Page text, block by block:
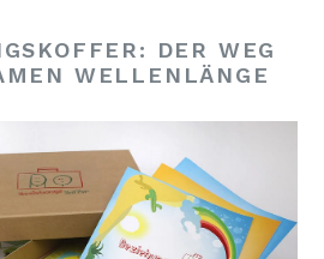
DER WEG
WELLENLÄNGE